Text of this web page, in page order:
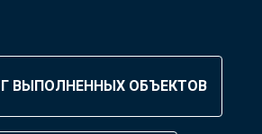
ВЫПОЛНЕННЫХ ОБЪЕКТОВ